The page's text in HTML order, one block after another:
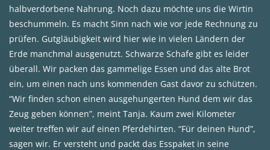
halbverdorbene Nahrung. Noch dazu möchte uns die Wirtin
beschummeln. Es macht Sinn nach wie vor jede Rechnung zu
prüfen. Gutgläubigkeit wird hier wie in vielen Ländern der
Erde manchmal ausgenutzt. Schwarze Schafe gibt es leider
überall. Wir packen das gammelige Essen und das alte Brot
ein, um einen nach uns kommenden Gast davor zu schützen.
“Wir finden schon einen ausgehungerten Hund dem wir das
Zeug geben können”, meint Tanja. Kaum zwei Kilometer
weiter treffen wir auf einen Pferdehirten. “Für deinen Hund”,
sagen wir. Er versteht und packt das Esspaket in seine